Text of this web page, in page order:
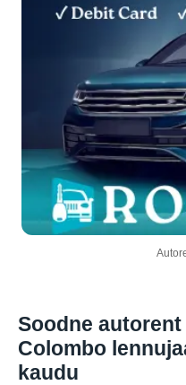
Soodne
Colombo
kaudu